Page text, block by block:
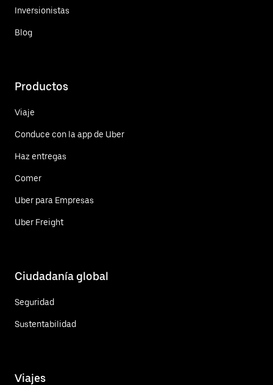
Inversionistas
Blog
Productos
Viaje
Conduce con la app de Uber
Haz entregas
Comer
Uber para Empresas
Uber Freight
Ciudadanía global
Seguridad
Sustentabilidad
Viajes